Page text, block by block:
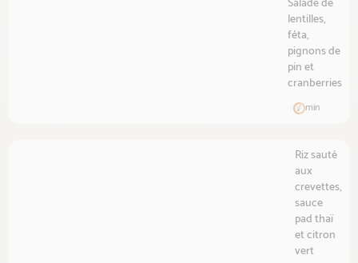
lentilles,
féta,
pignons de
pin et
cranberries
min
Riz sauté
aux
crevettes,
sauce
pad thaï
et citron
vert